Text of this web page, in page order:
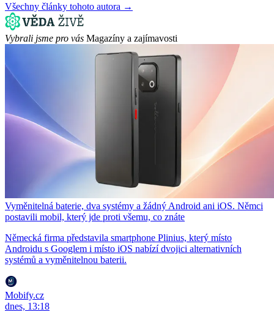
Všechny články tohoto autora →
Vybrali jsme pro vás Magazíny a zajímavosti
Vyměnitelná baterie, dva systémy a žádný Android ani iOS. Němci
postavili mobil, který jde proti všemu, co znáte
Německá firma představila smartphone Plinius, který místo
Androidu s Googlem i místo iOS nabízí dvojici alternativních
systémů a vyměnitelnou baterii.
Mobify.cz
dnes, 13:18